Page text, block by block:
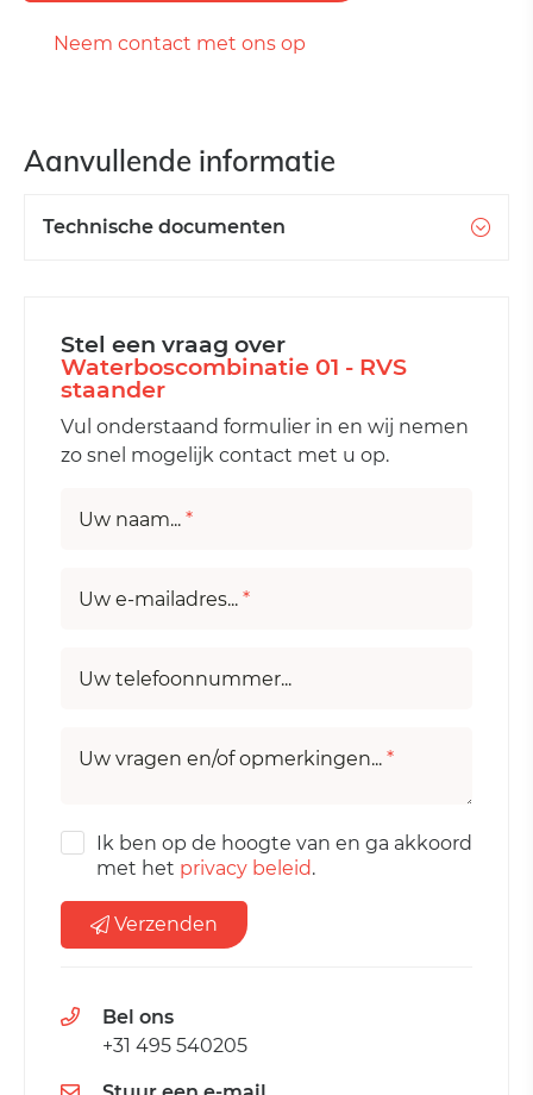
Neem contact met ons op
Aanvullende informatie
Technische documenten
Stel een vraag over
Waterboscombinatie 01 - RVS
staander
Vul onderstaand formulier in en wij nemen
zo snel mogelijk contact met u op.
Uw naam... *
Uw e-mailadres... *
Uw telefoonnummer...
Uw vragen en/of opmerkingen... *
Ik ben op de hoogte van en ga akkoord
met het privacy beleid.
Verzenden
Bel ons
+31 495 540205